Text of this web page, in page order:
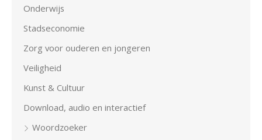
Onderwijs
Stadseconomie
Zorg voor ouderen en jongeren
Veiligheid
Kunst & Cultuur
Download, audio en interactief
Woordzoeker